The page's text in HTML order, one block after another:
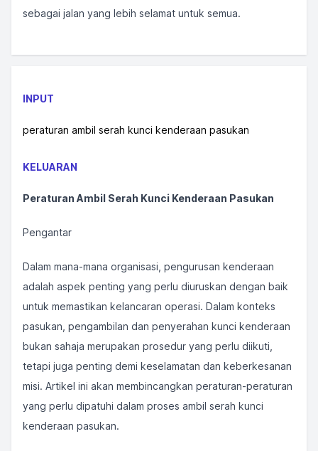
sebagai jalan yang lebih selamat untuk semua.
INPUT
peraturan ambil serah kunci kenderaan pasukan
KELUARAN
Peraturan Ambil Serah Kunci Kenderaan Pasukan
Pengantar
Dalam mana-mana organisasi, pengurusan kenderaan
adalah aspek penting yang perlu diuruskan dengan baik
untuk memastikan kelancaran operasi. Dalam konteks
pasukan, pengambilan dan penyerahan kunci kenderaan
bukan sahaja merupakan prosedur yang perlu diikuti,
tetapi juga penting demi keselamatan dan keberkesanan
misi. Artikel ini akan membincangkan peraturan-peraturan
yang perlu dipatuhi dalam proses ambil serah kunci
kenderaan pasukan.